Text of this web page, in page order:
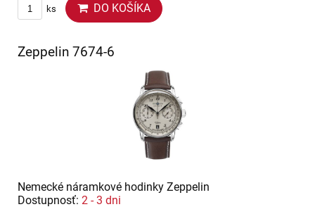
ks DO KOŠÍKA
Zeppelin 7674-6
Nemecké náramkové hodinky Zeppelin
Dostupnosť: 2 - 3 dni